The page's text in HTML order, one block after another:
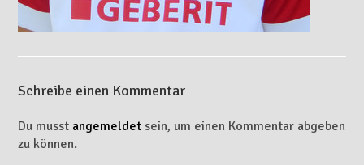
Schreibe einen Kommentar
Du musst angemeldet sein, um einen Kommentar abgeben
zu können.